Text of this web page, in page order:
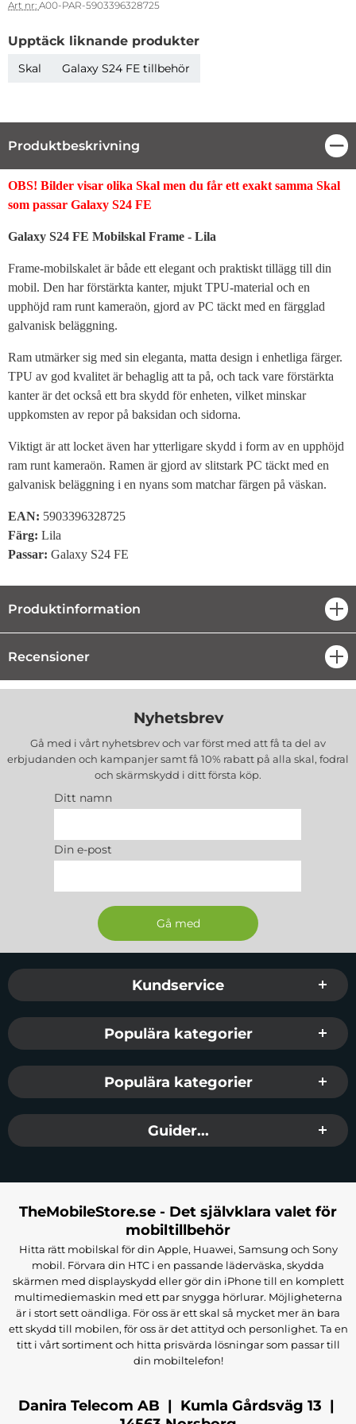
Art nr: A00-PAR-5903396328725
Upptäck liknande produkter
Skal Galaxy S24 FE tillbehör
Produktbeskrivning
Produktbeskrivning
OBS! Bilder visar olika Skal men du får ett exakt samma Skal
som passar Galaxy S24 FE
Galaxy S24 FE Mobilskal Frame - Lila
Frame-mobilskalet är både ett elegant och praktiskt tillägg till din
mobil. Den har förstärkta kanter, mjukt TPU-material och en
upphöjd ram runt kameraön, gjord av PC täckt med en färgglad
galvanisk beläggning.
Ram utmärker sig med sin eleganta, matta design i enhetliga färger.
TPU av god kvalitet är behaglig att ta på, och tack vare förstärkta
kanter är det också ett bra skydd för enheten, vilket minskar
uppkomsten av repor på baksidan och sidorna.
Viktigt är att locket även har ytterligare skydd i form av en upphöjd
ram runt kameraön. Ramen är gjord av slitstark PC täckt med en
galvanisk beläggning i en nyans som matchar färgen på väskan.
EAN: 5903396328725
Färg: Lila
Passar: Galaxy S24 FE
Produktinformation
Recensioner
Nyhetsbrev
Gå med i vårt nyhetsbrev och var först med att få ta del av
erbjudanden och kampanjer samt få 10% rabatt på alla skal, fodral
och skärmskydd i ditt första köp.
Ditt namn
Din e-post
Sidfot Blandad info och länkar
Kundservice
Populära kategorier
Populära kategorier
Guider...
TheMobileStore.se - Det självklara valet för
mobiltillbehör
Hitta rätt mobilskal för din Apple, Huawei, Samsung och Sony
mobil. Förvara din HTC i en passande läderväska, skydda
skärmen med displayskydd eller gör din iPhone till en komplett
multimediemaskin med ett par snygga hörlurar. Möjligheterna
är i stort sett oändliga. För oss är ett skal så mycket mer än bara
ett skydd till mobilen, för oss är det attityd och personlighet. Ta en
titt i vårt sortiment och hitta prisvärda lösningar som passar till
din mobiltelefon!
Danira Telecom AB | Kumla Gårdsväg 13 |